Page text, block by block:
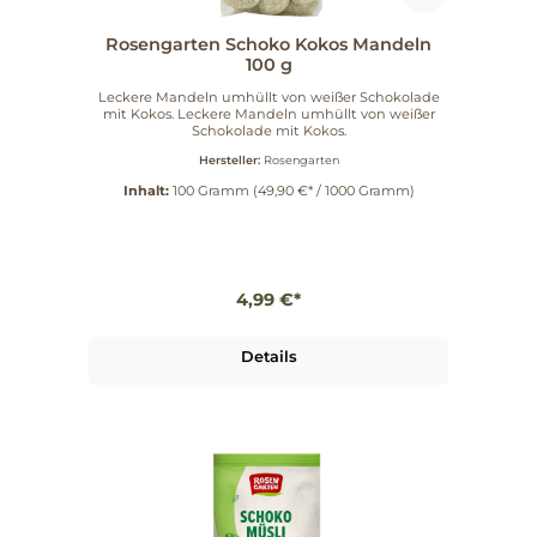
Rosengarten Schoko Kokos Mandeln
100 g
Leckere Mandeln umhüllt von weißer Schokolade
mit Kokos. Leckere Mandeln umhüllt von weißer
Schokolade mit Kokos.
Hersteller: Rosengarten
Inhalt: 100 Gramm (49,90 €* / 1000 Gramm)
4,99 €*
Details